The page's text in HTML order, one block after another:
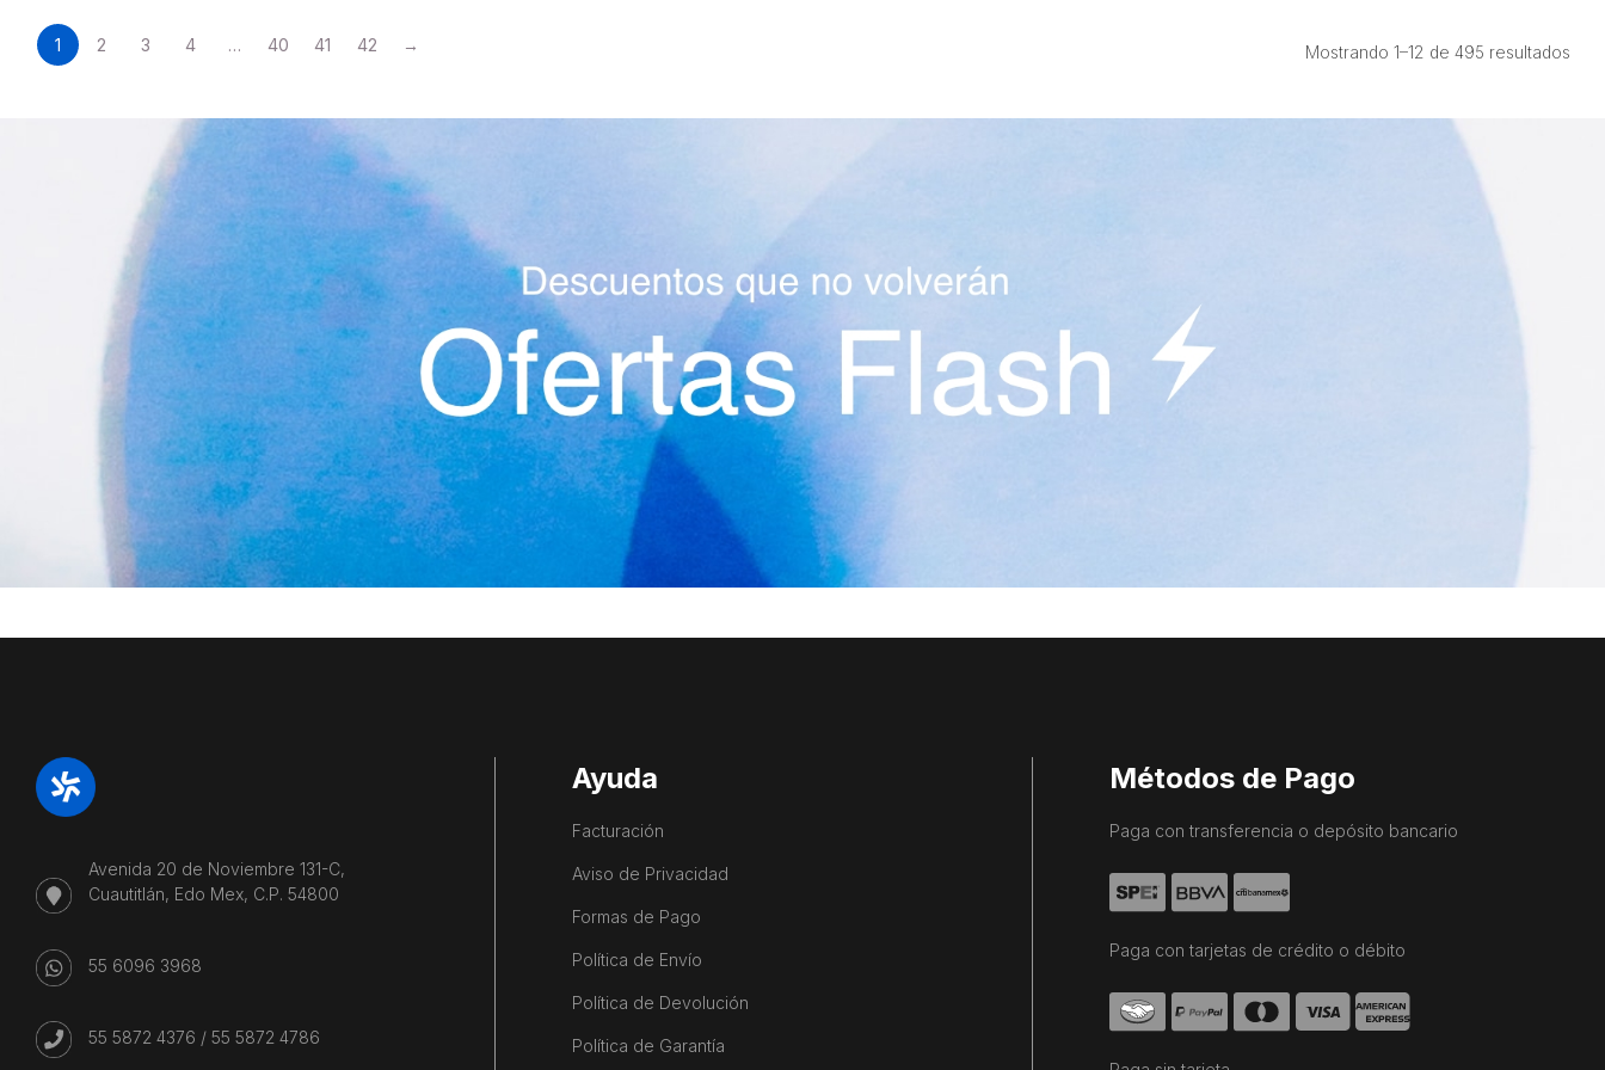
1 2 3 4 … 40 41 42 → Mostrando 1–12 de 495 resultados
Avenida 20 de Noviembre 131-C,
Cuautitlán, Edo Mex, C.P. 54800
55 6096 3968
55 5872 4376 / 55 5872 4786
Ayuda
Facturación
Aviso de Privacidad
Formas de Pago
Política de Envío
Política de Devolución
Política de Garantía
Métodos de Pago
Paga con transferencia o depósito bancario
Paga con tarjetas de crédito o débito